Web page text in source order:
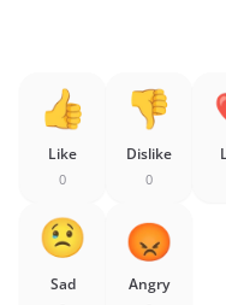
Like
0
Dislike
0
Sad Angry